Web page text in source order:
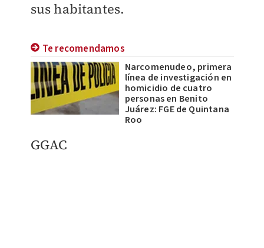
sus habitantes.
Te recomendamos
Narcomenudeo, primera
línea de investigación en
homicidio de cuatro
personas en Benito
Juárez: FGE de Quintana
Roo
GGAC